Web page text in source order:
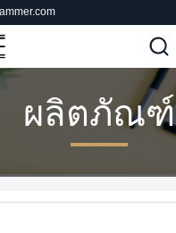
ผลิตภัณฑ์